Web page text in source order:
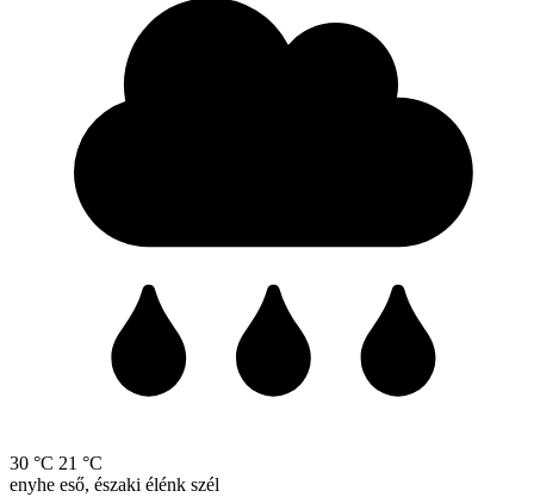
30 °C 21 °C
enyhe eső, északi élénk szél